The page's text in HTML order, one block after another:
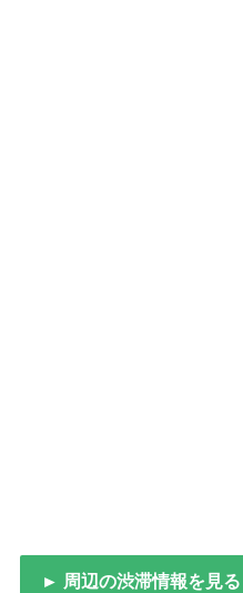
► 周辺の渋滞情報を見る